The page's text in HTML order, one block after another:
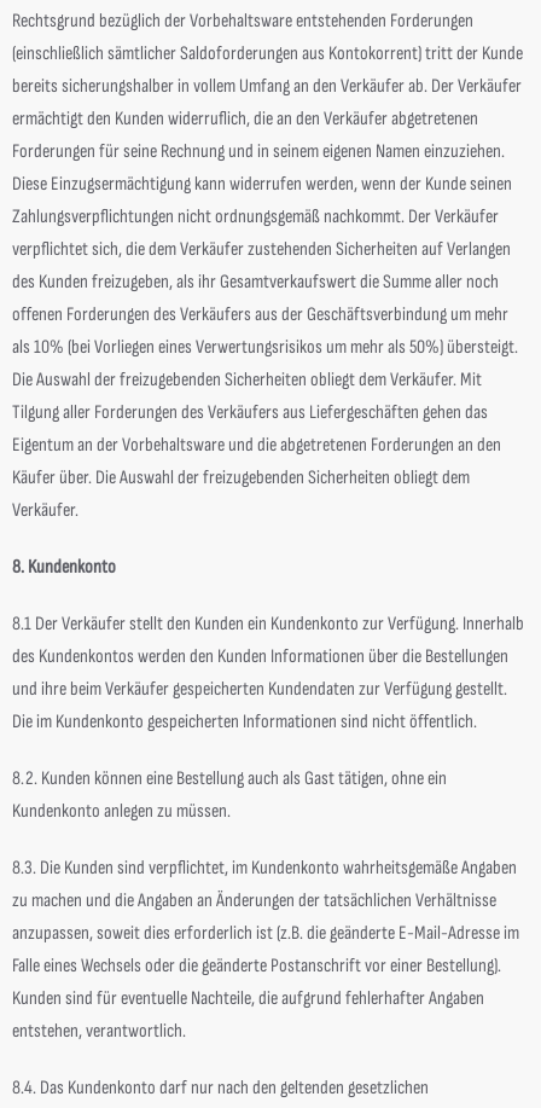
Rechtsgrund bezüglich der Vorbehaltsware entstehenden Forderungen
(einschließlich sämtlicher Saldoforderungen aus Kontokorrent) tritt der Kunde
bereits sicherungshalber in vollem Umfang an den Verkäufer ab. Der Verkäufer
ermächtigt den Kunden widerruflich, die an den Verkäufer abgetretenen
Forderungen für seine Rechnung und in seinem eigenen Namen einzuziehen.
Diese Einzugsermächtigung kann widerrufen werden, wenn der Kunde seinen
Zahlungsverpflichtungen nicht ordnungsgemäß nachkommt. Der Verkäufer
verpflichtet sich, die dem Verkäufer zustehenden Sicherheiten auf Verlangen
des Kunden freizugeben, als ihr Gesamtverkaufswert die Summe aller noch
offenen Forderungen des Verkäufers aus der Geschäftsverbindung um mehr
als 10% (bei Vorliegen eines Verwertungsrisikos um mehr als 50%) übersteigt.
Die Auswahl der freizugebenden Sicherheiten obliegt dem Verkäufer. Mit
Tilgung aller Forderungen des Verkäufers aus Liefergeschäften gehen das
Eigentum an der Vorbehaltsware und die abgetretenen Forderungen an den
Käufer über. Die Auswahl der freizugebenden Sicherheiten obliegt dem
Verkäufer.
8. Kundenkonto
8.1 Der Verkäufer stellt den Kunden ein Kundenkonto zur Verfügung. Innerhalb
des Kundenkontos werden den Kunden Informationen über die Bestellungen
und ihre beim Verkäufer gespeicherten Kundendaten zur Verfügung gestellt.
Die im Kundenkonto gespeicherten Informationen sind nicht öffentlich.
8.2. Kunden können eine Bestellung auch als Gast tätigen, ohne ein
Kundenkonto anlegen zu müssen.
8.3. Die Kunden sind verpflichtet, im Kundenkonto wahrheitsgemäße Angaben
zu machen und die Angaben an Änderungen der tatsächlichen Verhältnisse
anzupassen, soweit dies erforderlich ist (z.B. die geänderte E-Mail-Adresse im
Falle eines Wechsels oder die geänderte Postanschrift vor einer Bestellung).
Kunden sind für eventuelle Nachteile, die aufgrund fehlerhafter Angaben
entstehen, verantwortlich.
8.4. Das Kundenkonto darf nur nach den geltenden gesetzlichen